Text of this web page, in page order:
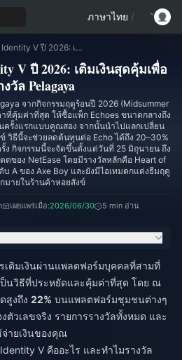
ภาษาไทย /
กิจกรรมฤดูร้อน Identity V ปี 2026: เติมเงินสุดคุ้มเพื่อรับรางวัล Pelagaya
V ปี 2026: เติมเงินสุดคุ้มเพื่อ
วัล Pelagaya
จากกิจกรรมฤดูร้อนปี 2026 (Midsummer
ที่คุ้มค่าที่สุด ให้ซื้อแพ็ก Echoes ขนาดกลางถึง
ครั้งแรกแบบคูณสอง จากนั้นนำไปแลกเปลี่ยน
วิธีนี้จะช่วยลดต้นทุนต่อ Echo ได้ถึง 20–30%
ง กิจกรรมนี้จะจัดขึ้นตั้งแต่วันที่ 25 มิถุนายน ถึง
ตของ NetEase โดยมีรางวัลหลักคือ Heart of
บ A ของ Axe Boy และยังมีไอเทมตกแต่งธีมฤดู
มายในร้านค้าหอยสังข์
เผยแพร่เมื่อ:2026/06/30 5 min อ่าน
ติมเงินผ่านแพลตฟอร์มบุคคลที่สามที่
ป็นวิธีที่ประหยัดและคุ้มค่าที่สุด โดย ณ
สูงถึง 22% บนแพลตฟอร์มชุมชนต่างๆ
วเลขจริง รายการรางวัลทั้งหมด และ
ายเงินของคุณ
V คืออะไร และทำไมรางวัล